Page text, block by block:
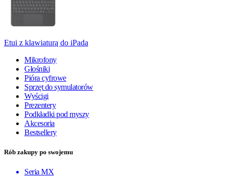
Etui z klawiaturą do iPada
Mikrofony
Głośniki
Pióra cyfrowe
Sprzęt do symulatorów
Wyścigi
Prezentery
Podkładki pod myszy
Akcesoria
Bestsellery
Rób zakupy po swojemu
Seria MX